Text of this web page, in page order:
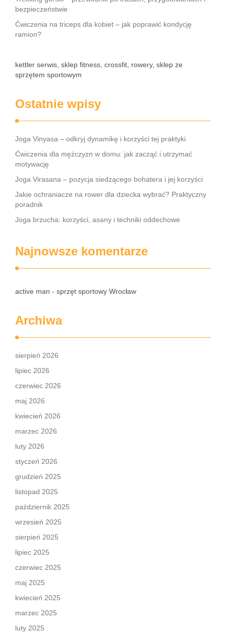
bezpieczeństwie
Ćwiczenia na triceps dla kobiet – jak poprawić kondycję
ramion?
kettler serwis, sklep fitness, crossfit, rowery, sklep ze
sprzętem sportowym
Ostatnie wpisy
Joga Vinyasa – odkryj dynamikę i korzyści tej praktyki
Ćwiczenia dla mężczyzn w domu: jak zacząć i utrzymać
motywację
Joga Virasana – pozycja siedzącego bohatera i jej korzyści
Jakie ochraniacze na rower dla dziecka wybrać? Praktyczny
poradnik
Joga brzucha: korzyści, asany i techniki oddechowe
Najnowsze komentarze
active man - sprzęt sportowy Wrocław
Archiwa
sierpień 2026
lipiec 2026
czerwiec 2026
maj 2026
kwiecień 2026
marzec 2026
luty 2026
styczeń 2026
grudzień 2025
listopad 2025
październik 2025
wrzesień 2025
sierpień 2025
lipiec 2025
czerwiec 2025
maj 2025
kwiecień 2025
marzec 2025
luty 2025